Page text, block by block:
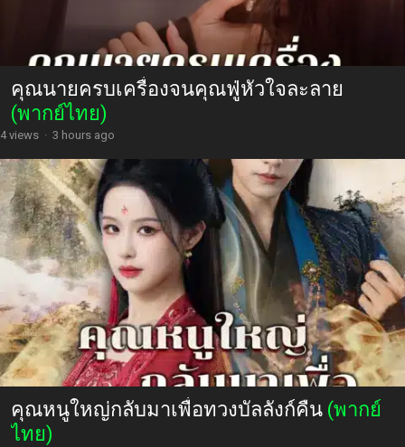
คุณนายครบเครื่องจนคุณฟู่หัวใจละลาย
(พากย์ไทย)
4 views · 3 hours ago
คุณหนูใหญ่กลับมาเพื่อทวงบัลลังก์คืน (พากย์
ไทย)